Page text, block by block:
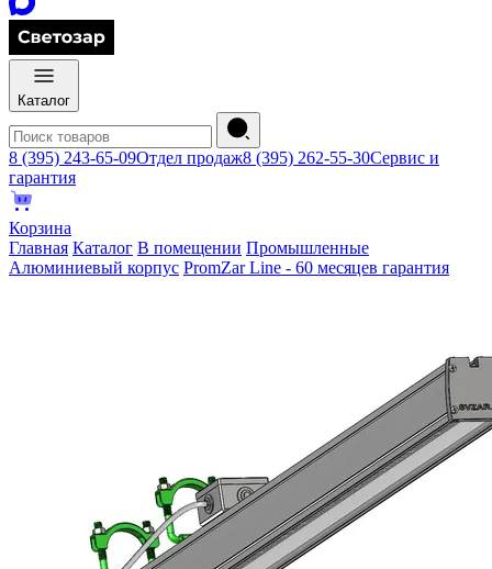
Каталог
8 (395) 243-65-09Отдел продаж8 (395) 262-55-30Сервис и
гарантия
Корзина
Главная Каталог В помещении Промышленные
Алюминиевый корпус PromZar Line - 60 месяцев гарантия